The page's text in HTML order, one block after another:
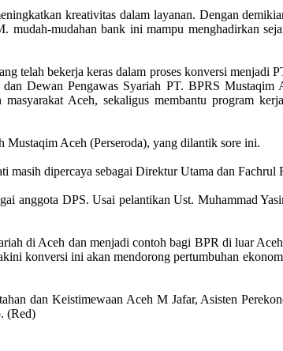
kreativitas dalam layanan. Dengan
mudah-mudahan bank ini mampu menghadirkan
telah bekerja keras dalam proses konversi menjadi
Dewan Pengawas Syariah PT. BPRS Mustaqim
Aceh, sekaligus membantu program
Aceh (Perseroda), yang dilantik sore ini.
dipercaya sebagai Direktur Utama dan Fachrul
anggota DPS. Usai pelantikan Ust. Muhammad
di Aceh dan menjadi contoh bagi BPR di luar
konversi ini akan mendorong pertumbuhan
dan Keistimewaan Aceh M Jafar, Asisten
(Red)